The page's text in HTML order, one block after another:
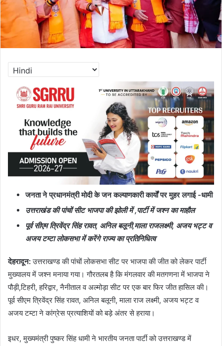
जनता ने प्रधानमंत्री मोदी के जन कल्याणकारी कार्यों पर मुहर लगाई -धामी
उत्तराखंड की पांचों सीट भाजपा की झोली में,पार्टी में जश्न का माहौल
पूर्व सीएम त्रिवेंद्र सिंह रावत, अनिल बलूनी,माला राजलक्ष्मी, अजय भट्ट व
अजय टम्टा लोकसभा में करेंगे राज्य का प्रतिनिधित्व
देहरादून:उत्तराखण्ड की पांचों लोकसभा सीट पर भाजपा की जीत को लेकर पार्टी
मुख्यालय में जश्न मनाया गया। गौरतलब है कि मंगलवार की मतगणना में भाजपा ने
पौड़ी,टिहरी, हरिद्वार, नैनीताल व अल्मोड़ा सीट पर एक बार फिर जीत हासिल की।
पूर्व सीएम त्रिवेंद्र सिंह रावत, अनिल बलूनी, माला राज लक्ष्मी, अजय भट्ट व
अजय टम्टा ने कांग्रेस प्रत्याशियों को बड़े अंतर से हराया।
इधर, मुख्यमंत्री पुष्कर सिंह धामी ने भारतीय जनता पार्टी को उत्तराखण्ड में